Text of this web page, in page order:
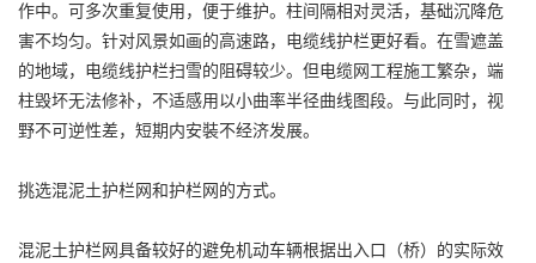
作中。可多次重复使用，便于维护。柱间隔相对灵活，基础沉降危
害不均匀。针对风景如画的高速路，电缆线护栏更好看。在雪遮盖
的地域，电缆线护栏扫雪的阻碍较少。但电缆网工程施工繁杂，端
柱毁坏无法修补，不适感用以小曲率半径曲线图段。与此同时，视
野不可逆性差，短期内安裝不经济发展。
挑选混泥土护栏网和护栏网的方式。
混泥土护栏网具备较好的避免机动车辆根据出入口（桥）的实际效